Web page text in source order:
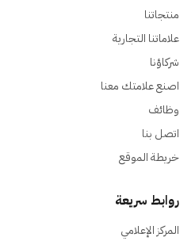
منتجاتنا
علاماتنا التجارية
شركاؤنا
اصنع علامتك معنا
وظائف
اتصل بنا
خريطة الموقع
روابط سريعة
المركز الإعلامي